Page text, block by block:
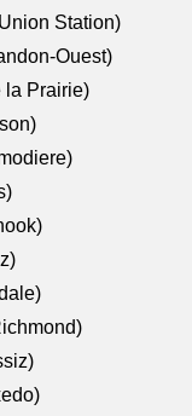
Station)
Ouest)
la Prairie)